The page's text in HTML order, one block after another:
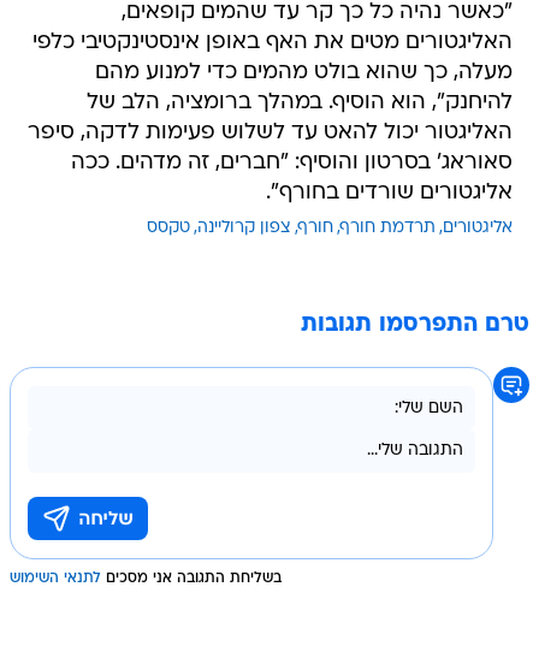
"כאשר נהיה כל כך קר עד שהמים קופאים,
האליגטורים מטים את האף באופן אינסטינקטיבי כלפי
מעלה, כך שהוא בולט מהמים כדי למנוע מהם
להיחנק", הוא הוסיף. במהלך ברומציה, הלב של
האליגטור יכול להאט עד לשלוש פעימות לדקה, סיפר
סאוראג' בסרטון והוסיף: "חברים, זה מדהים. ככה
אליגטורים שורדים בחורף".
אליגטורים תרדמת חורף חורף צפון קרוליינה טקסס
טרם התפרסמו תגובות
בשליחת התגובה אני מסכים לתנאי השימוש